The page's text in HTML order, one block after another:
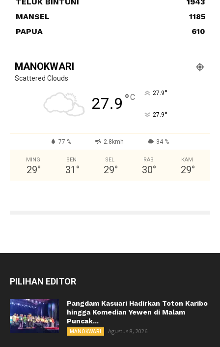
MANSEL
1185
PAPUA
610
MANOKWARI
Scattered Clouds
27.9 °C 27.9°
27.9°
77 % 2.8kmh 34 %
MING
29°
SEN
31 °
SEL
29°
RAB
30°
KAM
29°
PILIHAN EDITOR
Pangdam Kasuari Hadirkan Toton Karibo
hingga Komedian Yewen di Malam
Puncak...
MANOKWARI Agustus 8, 2026